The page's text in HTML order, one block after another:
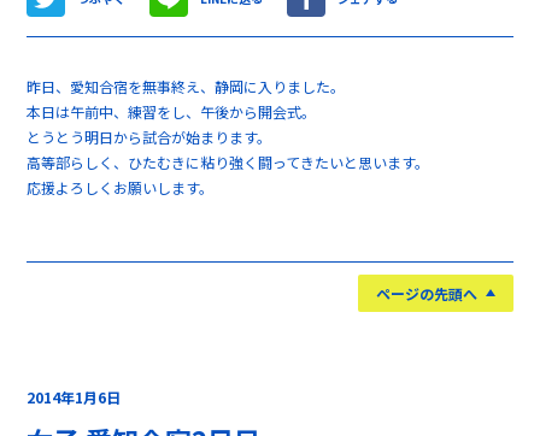
昨日、愛知合宿を無事終え、静岡に入りました。
本日は午前中、練習をし、午後から開会式。
とうとう明日から試合が始まります。
高等部らしく、ひたむきに粘り強く闘ってきたいと思います。
応援よろしくお願いします。
ページの先頭へ
2014年1月6日